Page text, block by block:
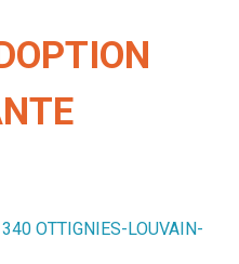
OTTIGNIES-LOUVAIN-